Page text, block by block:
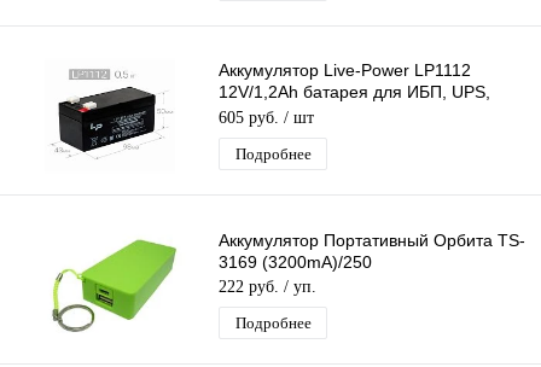
Аккумулятор Live-Power LP1112
12V/1,2Ah батарея для ИБП, UPS,
свинцово-кислотный (97*44*59mm)
605 руб. / шт
Подробнее
Аккумулятор Портативный Орбита TS-
3169 (3200mA)/250
222 руб. / уп.
Подробнее